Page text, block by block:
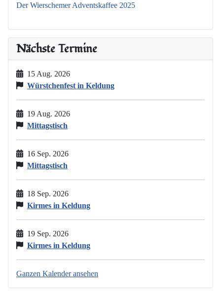
Der Wierschemer Adventskaffee 2025
Nächste Termine
15 Aug. 2026
Würstchenfest in Keldung
19 Aug. 2026
Mittagstisch
16 Sep. 2026
Mittagstisch
18 Sep. 2026
Kirmes in Keldung
19 Sep. 2026
Kirmes in Keldung
Ganzen Kalender ansehen